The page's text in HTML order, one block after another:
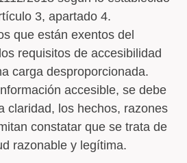
3, apartado 4.
que están exentos del
requisitos de accesibilidad
carga desproporcionada.
accesible, se debe
claridad, los hechos, razones
constatar que se trata de
razonable y legítima.